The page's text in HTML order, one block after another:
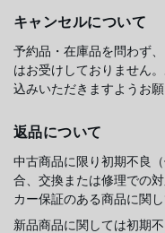
キャンセルについて
予約品・在庫品を問わず
はお受けしておりません
込みいただきますようお願
返品について
中古商品に限り初期不良
合、交換または修理での
カー保証のある商品に関
新品商品に関しては初期